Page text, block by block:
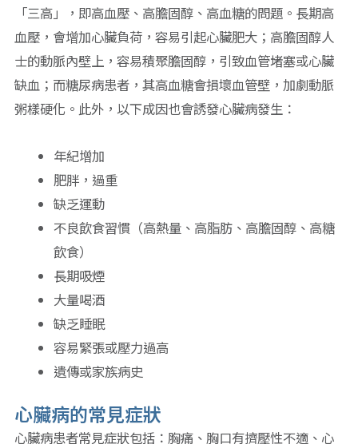
「三高」，即高血壓、高膽固醇、高血糖的問題。長期高
血壓，會增加心臟負荷，容易引起心臟肥大；高膽固醇人
士的動脈內壁上，容易積聚膽固醇，引致血管堵塞或心臟
缺血；而糖尿病患者，其高血糖會損壞血管壁，加劇動脈
粥樣硬化。此外，以下成因也會誘發心臟病發生：
年紀增加
肥胖，過重
缺乏運動
不良飲食習慣（高熱量、高脂肪、高膽固醇、高糖
飲食）
長期吸煙
大量喝酒
缺乏睡眠
容易緊張或壓力過高
遺傳或家族病史
心臟病的常見症狀
心臟病患者常見症狀包括：胸痛、胸口有擠壓性不適、心